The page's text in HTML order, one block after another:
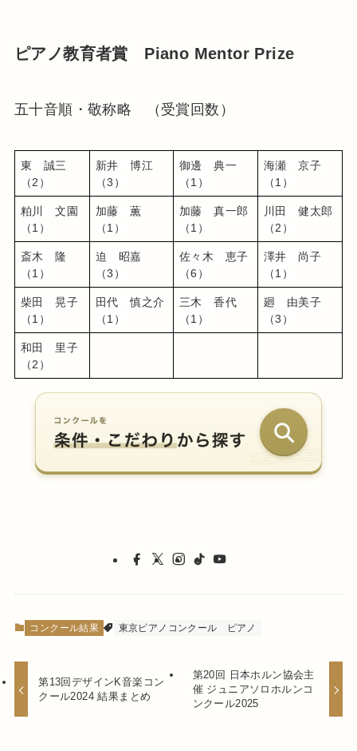
ピアノ教育者賞 Piano Mentor Prize
五十音順・敬称略 （受賞回数）
東　誠三
（2）
新井　博江
（3）
御邊　典一
（1）
海瀬　京子
（1）
粕川　文園
（1）
加藤　薫
（1）
加藤　真一郎
（1）
川田　健太郎
（2）
斎木　隆
（1）
迫　昭嘉
（3）
佐々木　恵子
（6）
澤井　尚子
（1）
柴田　晃子
（1）
田代　慎之介
（1）
三木　香代
（1）
廻　由美子
（3）
和田　里子
（2）
コンクール結果 東京ピアノコンクール ピアノ
第13回デザインK音楽コン
クール2024 結果まとめ
第20回 日本ホルン協会主
催 ジュニアソロホルンコ
ンクール2025